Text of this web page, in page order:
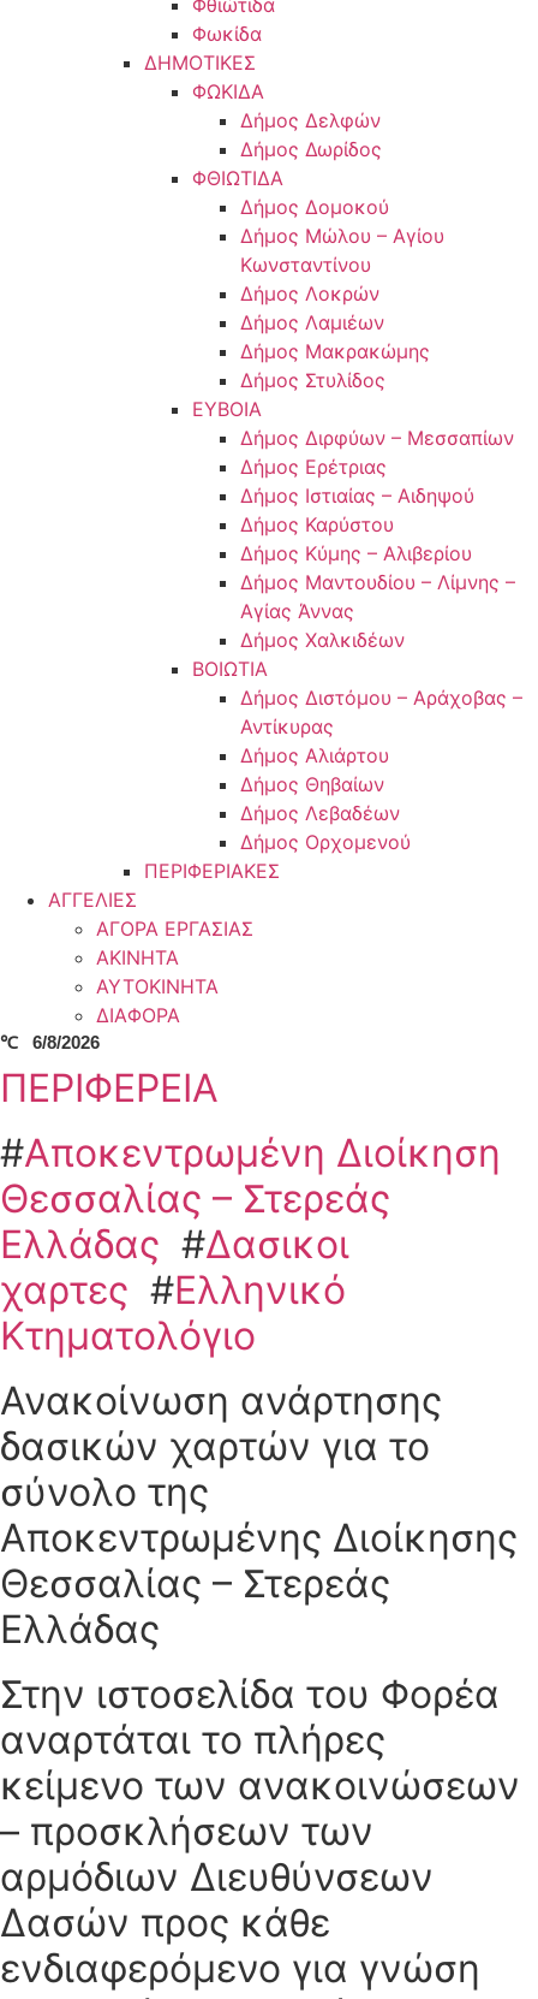
Φθιώτιδα
Φωκίδα
ΔΗΜΟΤΙΚΕΣ
ΦΩΚΙΔΑ
Δήμος Δελφών
Δήμος Δωρίδος
ΦΘΙΩΤΙΔΑ
Δήμος Δομοκού
Δήμος Μώλου – Αγίου
Κωνσταντίνου
Δήμος Λοκρών
Δήμος Λαμιέων
Δήμος Μακρακώμης
Δήμος Στυλίδος
ΕΥΒΟΙΑ
Δήμος Διρφύων – Μεσσαπίων
Δήμος Ερέτριας
Δήμος Ιστιαίας – Αιδηψού
Δήμος Καρύστου
Δήμος Κύμης – Αλιβερίου
Δήμος Μαντουδίου – Λίμνης –
Αγίας Άννας
Δήμος Χαλκιδέων
ΒΟΙΩΤΙΑ
Δήμος Διστόμου – Αράχοβας –
Αντίκυρας
Δήμος Αλιάρτου
Δήμος Θηβαίων
Δήμος Λεβαδέων
Δήμος Ορχομενού
ΠΕΡΙΦΕΡΙΑΚΕΣ
ΑΓΓΕΛΙΕΣ
ΑΓΟΡΑ ΕΡΓΑΣΙΑΣ
ΑΚΙΝΗΤΑ
ΑΥΤΟΚΙΝΗΤΑ
ΔΙΑΦΟΡΑ
℃ 6/8/2026
ΠΕΡΙΦΕΡΕΙΑ
#Αποκεντρωμένη Διοίκηση
Θεσσαλίας – Στερεάς
Ελλάδας #Δασικοι
χαρτες #Ελληνικό
Κτηματολόγιο
Ανακοίνωση ανάρτησης
δασικών χαρτών για το
σύνολο της
Αποκεντρωμένης Διοίκησης
Θεσσαλίας – Στερεάς
Ελλάδας
Στην ιστοσελίδα του Φορέα
αναρτάται το πλήρες
κείμενο των ανακοινώσεων
– προσκλήσεων των
αρμόδιων Διευθύνσεων
Δασών προς κάθε
ενδιαφερόμενο για γνώση